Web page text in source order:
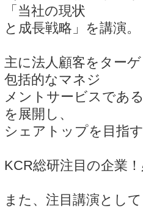
「当社の現状
と成長戦略」を講演。
主に法人顧客をター
包括的なマネジ
メントサービスであ
を展開し、
シェアトップを目指
KCR総研注目の企業
また、注目講演とし